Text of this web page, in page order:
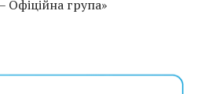
Офіційна група»